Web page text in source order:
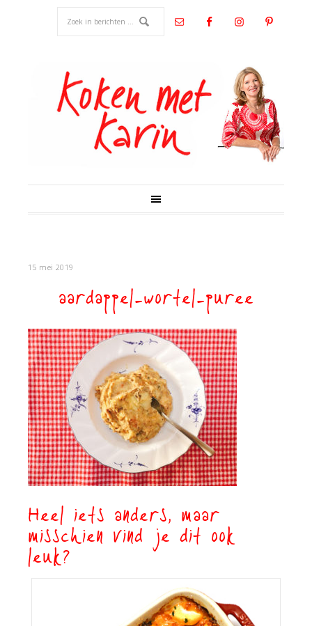
15 mei 2019
aardappel-wortel-puree
Heel iets anders, maar
misschien vind je dit ook
leuk?